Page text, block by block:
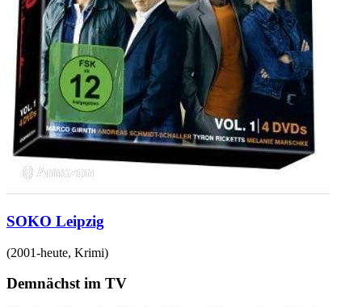
SOKO Leipzig
(2001-heute, Krimi)
Demnächst im TV